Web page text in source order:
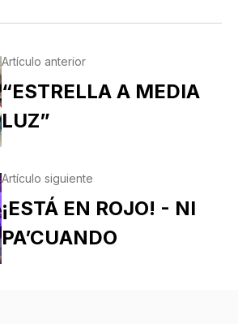
Artículo anterior
“ESTRELLA A MEDIA
LUZ”
Artículo siguiente
¡ESTÁ EN ROJO! - NI
PA’CUANDO